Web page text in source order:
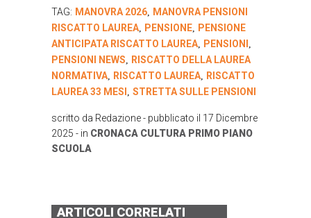
TAG: MANOVRA 2026, MANOVRA PENSIONI
RISCATTO LAUREA, PENSIONE, PENSIONE
ANTICIPATA RISCATTO LAUREA, PENSIONI ,
PENSIONI NEWS, RISCATTO DELLA LAUREA
NORMATIVA, RISCATTO LAUREA, RISCATTO
LAUREA 33 MESI , STRETTA SULLE PENSIONI
scritto da Redazione- pubblicato il 17 Dicembre
2025 - in CRONACA CULTURA PRIMO PIANO
SCUOLA
ARTICOLI CORRELATI